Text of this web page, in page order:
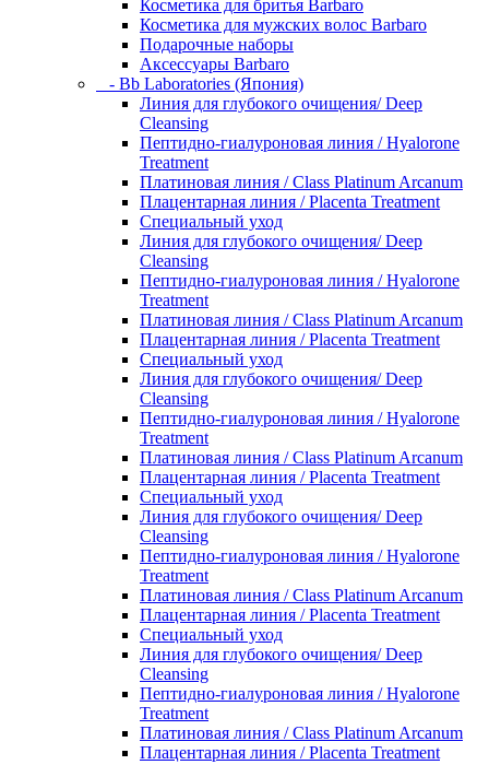
Косметика для бритья Barbaro
Косметика для мужских волос Barbaro
Подарочные наборы
Аксессуары Barbaro
- Bb Laboratories (Япония)
Линия для глубокого очищения/ Deep
Cleansing
Пептидно-гиалуроновая линия / Hyalorone
Treatment
Платиновая линия / Class Platinum Arcanum
Плацентарная линия / Placenta Treatment
Специальный уход
Линия для глубокого очищения/ Deep
Cleansing
Пептидно-гиалуроновая линия / Hyalorone
Treatment
Платиновая линия / Class Platinum Arcanum
Плацентарная линия / Placenta Treatment
Специальный уход
Линия для глубокого очищения/ Deep
Cleansing
Пептидно-гиалуроновая линия / Hyalorone
Treatment
Платиновая линия / Class Platinum Arcanum
Плацентарная линия / Placenta Treatment
Специальный уход
Линия для глубокого очищения/ Deep
Cleansing
Пептидно-гиалуроновая линия / Hyalorone
Treatment
Платиновая линия / Class Platinum Arcanum
Плацентарная линия / Placenta Treatment
Специальный уход
Линия для глубокого очищения/ Deep
Cleansing
Пептидно-гиалуроновая линия / Hyalorone
Treatment
Платиновая линия / Class Platinum Arcanum
Плацентарная линия / Placenta Treatment